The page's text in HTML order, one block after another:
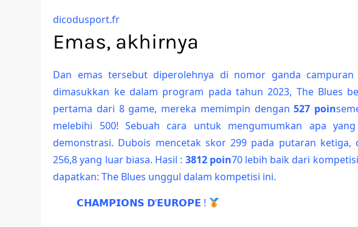
dicodusport.fr
Emas, akhirnya
Dan emas tersebut diperolehnya di nomor ganda
dimasukkan ke dalam program pada tahun 2023, The Blues
pertama dari 8 game, mereka memimpin dengan527 poin
melebihi 500! Sebuah cara untuk mengumumkan apa
demonstrasi. Dubois mencetak skor 299 pada putaran ketiga,
256,8 yang luar biasa. Hasil : 3812 poin70 lebih baik dari
dapatkan: The Blues unggul dalam kompetisi ini.
𝗖𝗛𝗔𝗠𝗣𝗜𝗢𝗡𝗦 𝗗’𝗘𝗨𝗥𝗢𝗣𝗘 !